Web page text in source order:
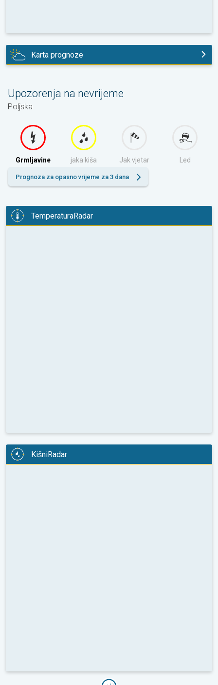
Karta prognoze
Upozorenja na nevrijeme
Poljska
Grmljavine jaka kiša Jak vjetar Led
Prognoza za opasno vrijeme za 3 dana
TemperaturaRadar
KišniRadar